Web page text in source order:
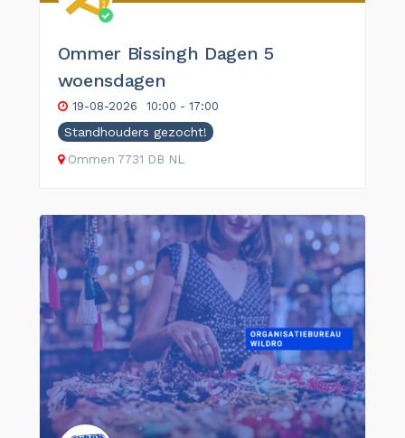
Ommer Bissingh Dagen 5
woensdagen
19-08-2026 10:00 - 17:00
Standhouders gezocht!
Ommen 7731 DB NL